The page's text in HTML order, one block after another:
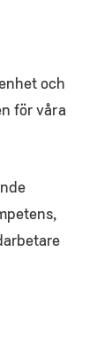
och
för våra